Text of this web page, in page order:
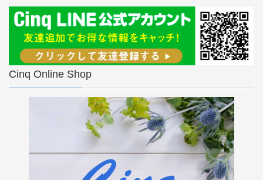
Cinq Online Shop